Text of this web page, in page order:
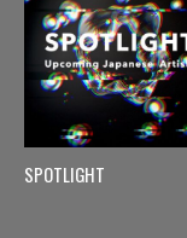
SPOTLIGHT